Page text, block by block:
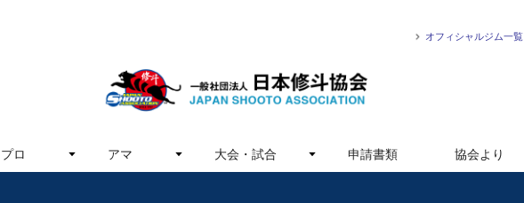
オフィシャルジム一覧
プロ アマ 大会・試合 申請書類 協会より